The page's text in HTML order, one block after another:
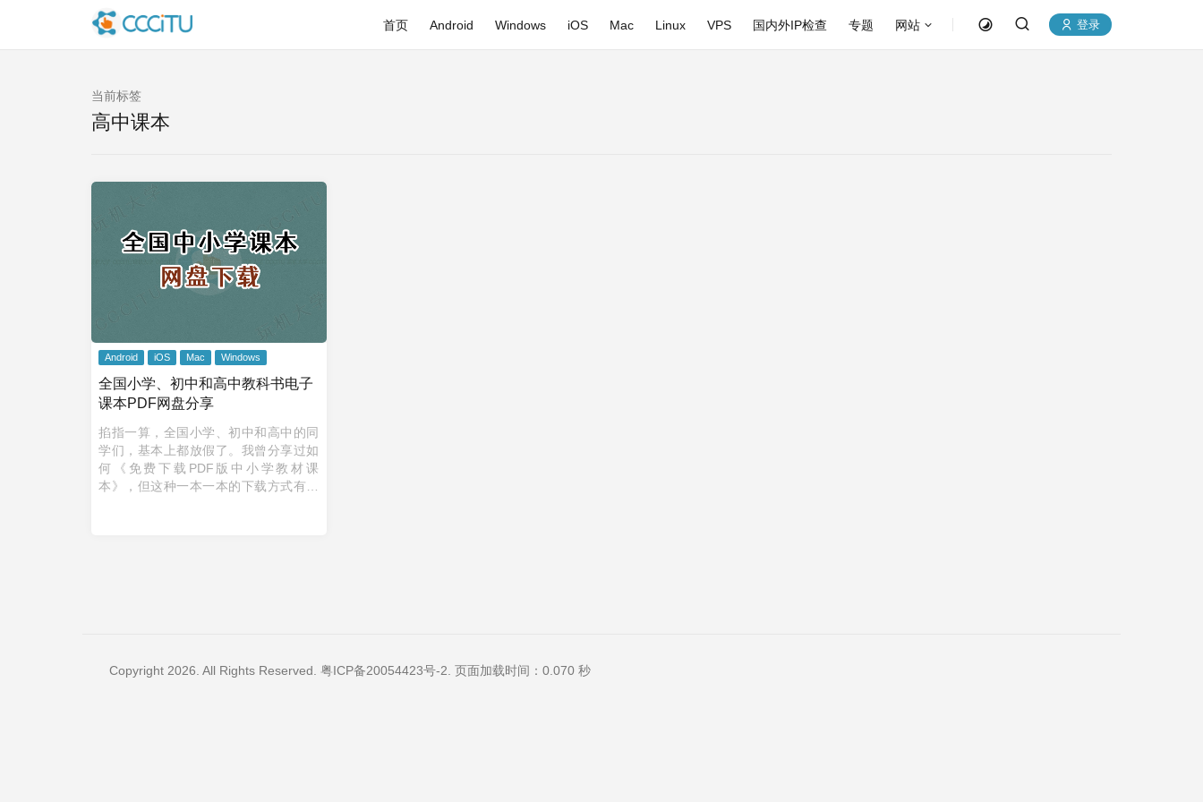
首页 Android Windows iOS Mac Linux VPS 国内外IP检查 专题 网站 登录
当前标签
高中课本
Android iOS Mac Windows
全国小学、初中和高中教科书电子
课本PDF网盘分享
掐指一算，全国小学、初中和高中的同
学们，基本上都放假了。我曾分享过如
何《免费下载PDF版中小学教材课
本》，但这种一本一本的下载方式有点
Copyright 2026. All Rights Reserved. 粤ICP备20054423号-2 . 页面加载时间：0.070 秒